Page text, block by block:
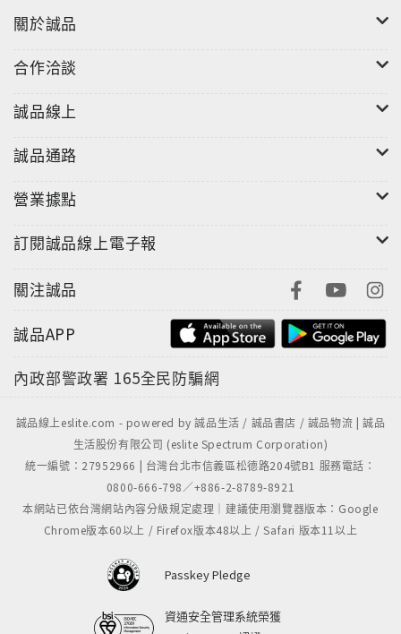
關於誠品
合作洽談
誠品線上
誠品通路
營業據點
訂閱誠品線上電子報
關注誠品
誠品APP
內政部警政署 165全民防騙網
誠品線上eslite.com - powered by 誠品生活 / 誠品書店 / 誠品物流 | 誠品
生活股份有限公司 (eslite Spectrum Corporation)
統一編號：27952966 | 台灣台北市信義區松德路204號B1 服務電話：
0800-666-798／+886-2-8789-8921
本網站已依台灣網站內容分級規定處理｜建議使用瀏覽器版本：Google
Chrome版本60以上 / Firefox版本48以上 / Safari 版本11以上
Passkey Pledge
資通安全管理系統榮獲